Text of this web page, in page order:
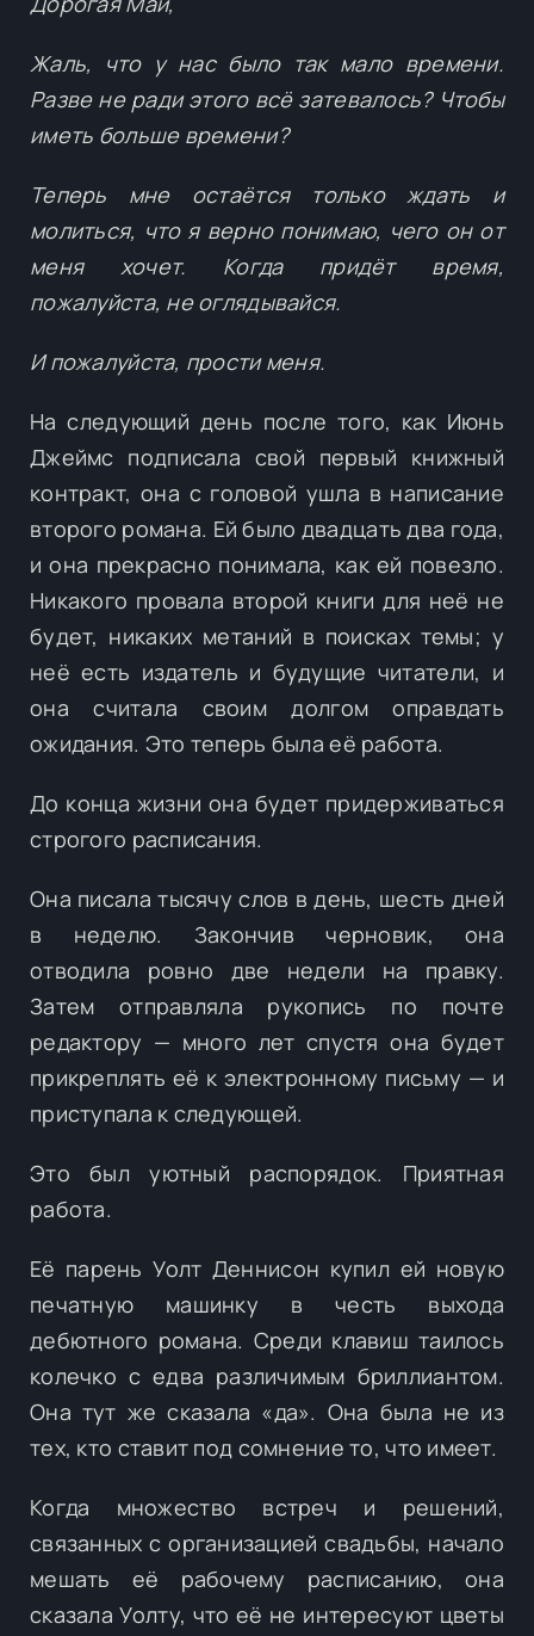
Жаль, что у нас было так мало времени.
Разве не ради этого всё затевалось? Чтобы
иметь больше времени?
Теперь мне остаётся только ждать и
молиться, что я верно понимаю, чего он от
меня хочет. Когда придёт время,
пожалуйста, не оглядывайся.
И пожалуйста, прости меня.
На следующий день после того, как Июнь
Джеймс подписала свой первый книжный
контракт, она с головой ушла в написание
второго романа. Ей было двадцать два года,
и она прекрасно понимала, как ей повезло.
Никакого провала второй книги для неё не
будет, никаких метаний в поисках темы; у
неё есть издатель и будущие читатели, и
она считала своим долгом оправдать
ожидания. Это теперь была её работа.
До конца жизни она будет придерживаться
строгого расписания.
Она писала тысячу слов в день, шесть дней
в неделю. Закончив черновик, она
отводила ровно две недели на правку.
Затем отправляла рукопись по почте
редактору — много лет спустя она будет
прикреплять её к электронному письму — и
приступала к следующей.
Это был уютный распорядок. Приятная
работа.
Её парень Уолт Деннисон купил ей новую
печатную машинку в честь выхода
дебютного романа. Среди клавиш таилось
колечко с едва различимым бриллиантом.
Она тут же сказала «да». Она была не из
тех, кто ставит под сомнение то, что имеет.
Когда множество встреч и решений,
связанных с организацией свадьбы, начало
мешать её рабочему расписанию, она
сказала Уолту, что её не интересуют цветы